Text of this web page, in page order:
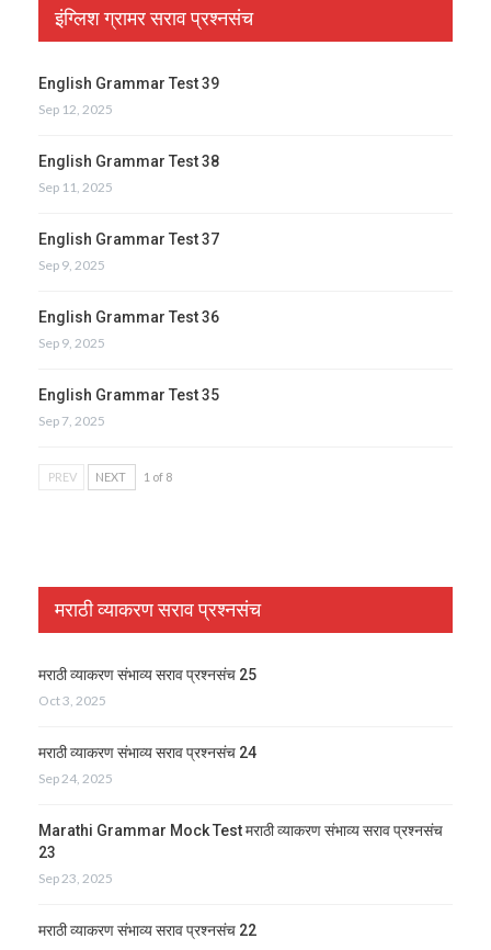
इंग्लिश ग्रामर सराव प्रश्नसंच
English Grammar Test 39
Sep 12, 2025
English Grammar Test 38
Sep 11, 2025
English Grammar Test 37
Sep 9, 2025
English Grammar Test 36
Sep 9, 2025
English Grammar Test 35
Sep 7, 2025
PREV NEXT 1 of 8
मराठी व्याकरण सराव प्रश्नसंच
मराठी व्याकरण संभाव्य सराव प्रश्नसंच 25
Oct 3, 2025
मराठी व्याकरण संभाव्य सराव प्रश्नसंच 24
Sep 24, 2025
Marathi Grammar Mock Test मराठी व्याकरण संभाव्य सराव प्रश्नसंच
23
Sep 23, 2025
मराठी व्याकरण संभाव्य सराव प्रश्नसंच 22